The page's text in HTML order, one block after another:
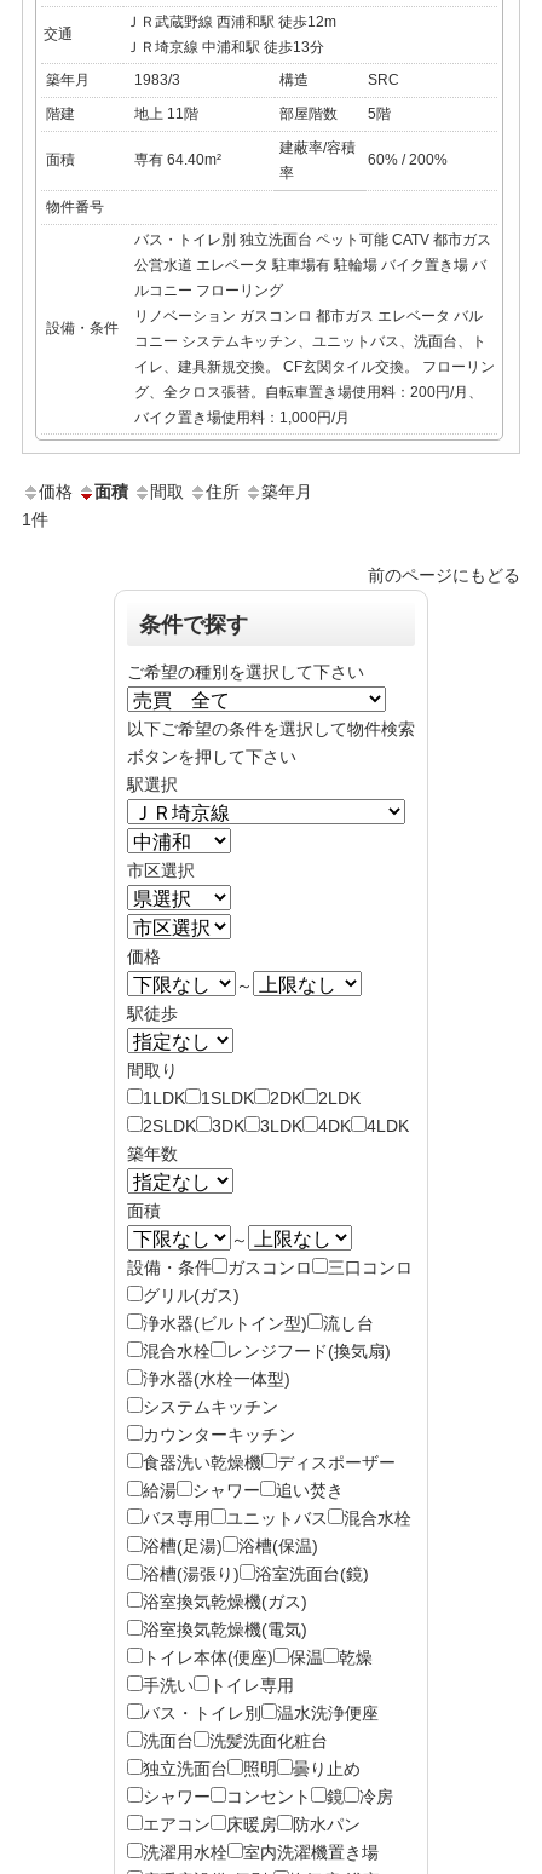
交通
ＪＲ武蔵野線 西浦和駅 徒歩12m
ＪＲ埼京線 中浦和駅 徒歩13分
築年月
1983/3 構造
SRC
階建
地上 11階 部屋階数 5階
面積 専有 64.40m²
建蔽率/容積
率
60% / 200%
物件番号
設備・条件
バス・トイレ別 独立洗面台 ペット可能 CATV 都市ガス
公営水道 エレベータ 駐車場有 駐輪場 バイク置き場 バ
ルコニー フローリング
リノベーション ガスコンロ 都市ガス エレベータ バル
コニー システムキッチン、ユニットバス、洗面台、ト
イレ、建具新規交換。 CF玄関タイル交換。 フローリン
グ、全クロス張替。自転車置き場使用料：200円/月、
バイク置き場使用料：1,000円/月
価格 面積 間取 住所
築年月
1件
前のページにもどる
条件で探す
ご希望の種別を選択して下さい
以下ご希望の条件を選択して物件検索
ボタンを押して下さい
駅選択
市区選択
価格
～
駅徒歩
間取り
1LDK
1SLDK 2DK
2LDK
2SLDK
3DK 3LDK 4DK
4LDK
築年数
面積
～
設備・条件
ガスコンロ
三口コンロ
グリル(ガス)
浄水器(ビルトイン型)
流し台
混合水栓
レンジフード(換気扇)
浄水器(水栓一体型)
システムキッチン
カウンターキッチン
食器洗い乾燥機
ディスポーザー
給湯
シャワー
追い焚き
バス専用
ユニットバス
混合水栓
浴槽(足湯)
浴槽(保温)
浴槽(湯張り)
浴室洗面台(鏡)
浴室換気乾燥機(ガス)
浴室換気乾燥機(電気)
トイレ本体(便座)
保温
乾燥
手洗い
トイレ専用
バス・トイレ別
温水洗浄便座
洗面台
洗髪洗面化粧台
独立洗面台
照明
曇り止め
シャワー
コンセント 鏡
冷房
エアコン
床暖房
防水パン
洗濯用水栓
室内洗濯機置き場